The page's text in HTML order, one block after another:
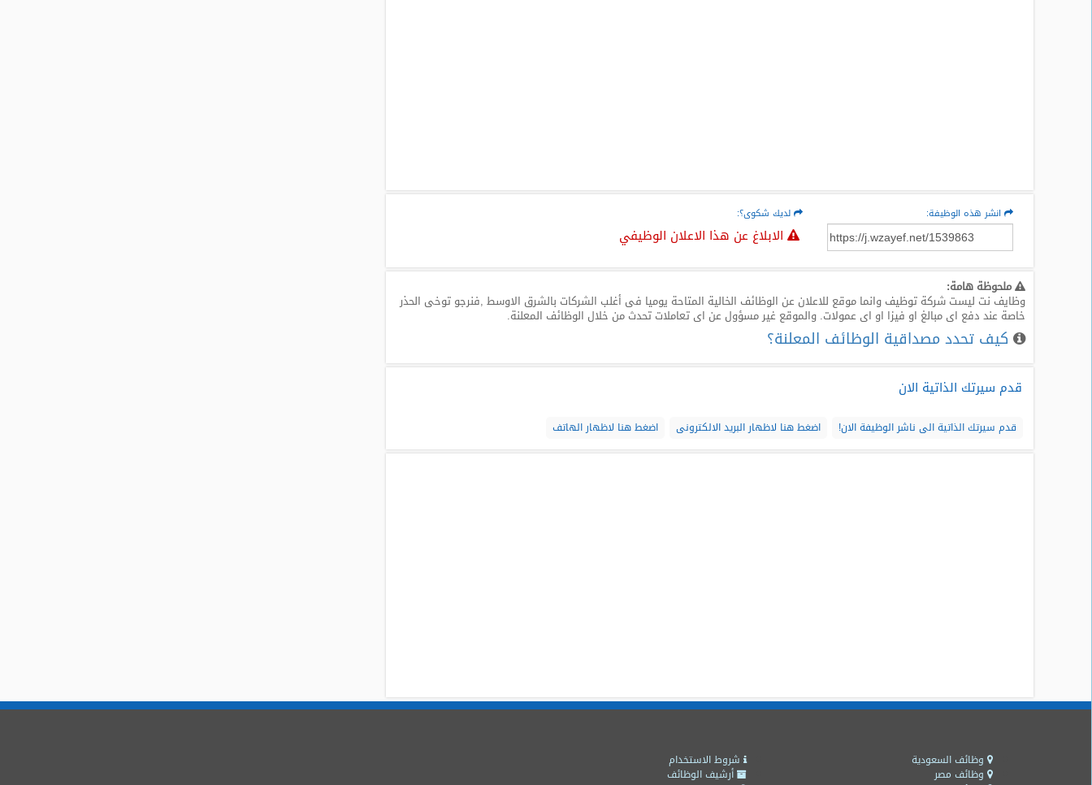
انشر هذه الوظيفة: لديك شكوى؟:
الابلاغ عن هذا الاعلان الوظيفي
ملحوظة هامة:
وظايف نت ليست شركة توظيف وانما موقع للاعلان عن الوظائف الخالية المتاحة يوميا فى أغلب الشركات بالشرق الاوسط ,فنرجو توخى الحذر
خاصة عند دفع اى مبالغ او فيزا او اى عمولات. والموقع غير مسؤول عن اى تعاملات تحدث من خلال الوظائف المعلنة.
كيف تحدد مصداقية الوظائف المعلنة؟
قدم سيرتك الذاتية الان
قدم سيرتك الذاتية الى ناشر الوظيفة الان! اضغط هنا لاظهار البريد الالكترونى اضغط هنا لاظهار الهاتف
وظائف السعودية
وظائف مصر
شروط الاستخدام
أرشيف الوظائف